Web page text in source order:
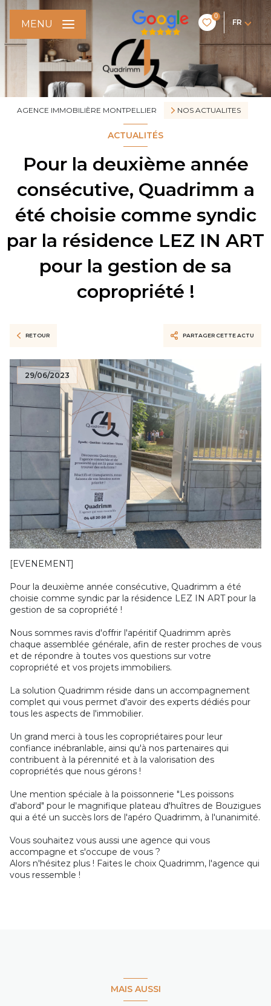
0
FR
MENU
AGENCE IMMOBILIÈRE MONTPELLIER NOS ACTUALITES
ACTUALITÉS
Pour la deuxième année
consécutive, Quadrimm a
été choisie comme syndic
par la résidence LEZ IN ART
pour la gestion de sa
copropriété !
RETOUR PARTAGER CETTE ACTU
29/06/2023
[EVENEMENT]
Pour la deuxième année consécutive, Quadrimm a été
choisie comme syndic par la résidence LEZ IN ART pour la
gestion de sa copropriété !
Nous sommes ravis d'offrir l'apéritif Quadrimm après
chaque assemblée générale, afin de rester proches de vous
et de répondre à toutes vos questions sur votre
copropriété et vos projets immobiliers.
La solution Quadrimm réside dans un accompagnement
complet qui vous permet d'avoir des experts dédiés pour
tous les aspects de l'immobilier.
Un grand merci à tous les copropriétaires pour leur
confiance inébranlable, ainsi qu'à nos partenaires qui
contribuent à la pérennité et à la valorisation des
copropriétés que nous gérons !
Une mention spéciale à la poissonnerie "Les poissons
d'abord" pour le magnifique plateau d'huîtres de Bouzigues
qui a été un succès lors de l'apéro Quadrimm, à l'unanimité.
Vous souhaitez vous aussi une agence qui vous
accompagne et s'occupe de vous ?
Alors n'hésitez plus ! Faites le choix Quadrimm, l'agence qui
vous ressemble !
MAIS AUSSI